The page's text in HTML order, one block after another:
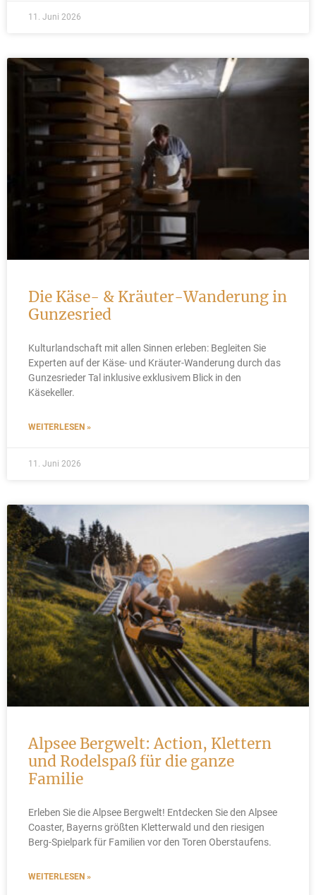
11. Juni 2026
Die Käse- & Kräuter-Wanderung in
Gunzesried
Kulturlandschaft mit allen Sinnen erleben: Begleiten Sie
Experten auf der Käse- und Kräuter-Wanderung durch das
Gunzesrieder Tal inklusive exklusivem Blick in den
Käsekeller.
WEITERLESEN »
11. Juni 2026
Alpsee Bergwelt: Action, Klettern
und Rodelspaß für die ganze
Familie
Erleben Sie die Alpsee Bergwelt! Entdecken Sie den Alpsee
Coaster, Bayerns größten Kletterwald und den riesigen
Berg-Spielpark für Familien vor den Toren Oberstaufens.
WEITERLESEN »